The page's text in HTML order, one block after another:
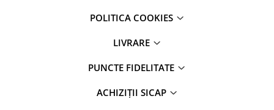
POLITICA COOKIES
LIVRARE
PUNCTE FIDELITATE
ACHIZIȚII SICAP